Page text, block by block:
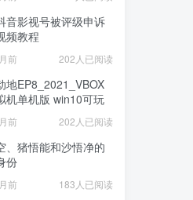
音影视号被评级申诉
频教程
前 202人已阅读
地EP8_2021_VBOX
机单机版 win10可玩
前 202人已阅读
、猪悟能和沙悟净的
份
前 183人已阅读